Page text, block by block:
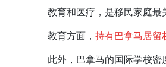
教育和医疗，是移民家庭最
教育方面， 持有巴拿马居留
此外，巴拿马的国际学校密